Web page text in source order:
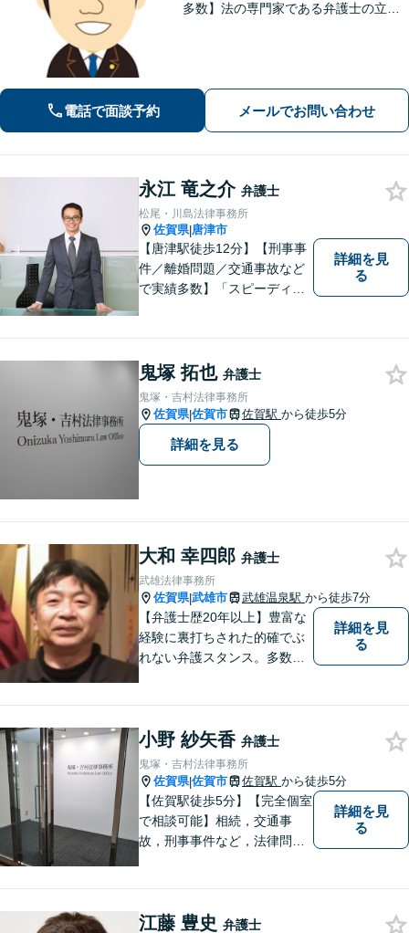
多数】法の専門家である弁護士の立場
電話で面談予約 メールでお問い合わせ
永江 竜之介 弁護士
松尾・川島法律事務所
佐賀県|唐津市
【唐津駅徒歩12分】【刑事事
件／離婚問題／交通事故など
で実績多数】「スピーディで
が望ましいのかを共に考えま
す。ぜひお気軽にご相談くだ
さい！【プライバシー完備】
詳細を見
る
鬼塚 拓也 弁護士
鬼塚・吉村法律事務所
佐賀県|佐賀市 佐賀駅 から徒歩5分
詳細を見る
大和 幸四郎 弁護士
武雄法律事務所
佐賀県|武雄市 武雄温泉駅 から徒歩7分
【弁護士歴20年以上】豊富な
経験に裏打ちされた的確でぶ
れない弁護スタンス。多数の
法書士などとも連携しワンス
トップで解決。難事件には他
弁護士と協力も。元調停委
員。
詳細を見
る
小野 紗矢香 弁護士
鬼塚・吉村法律事務所
佐賀県|佐賀市 佐賀駅 から徒歩5分
【佐賀駅徒歩5分】【完全個室
で相談可能】相続，交通事
故，刑事事件など，法律問題
お持ち帰りいただけるよう，
詳細を見
る
江藤 豊史 弁護士